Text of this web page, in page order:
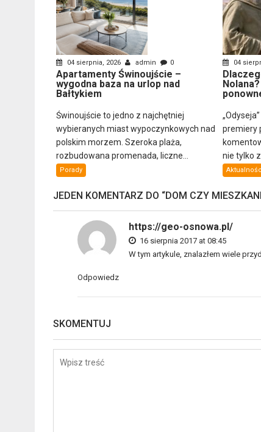
04 sierpnia, 2026 admin 0
Apartamenty Świnoujście –
wygodna baza na urlop nad
Bałtykiem
Świnoujście to jedno z najchętniej
wybieranych miast wypoczynkowych nad
polskim morzem. Szeroka plaża,
rozbudowana promenada, liczne...
Porady
04
premiery
nie tylko
JEDEN KOMENTARZ DO “DOM CZY
https://geo-osnowa.pl/
16 sierpnia 2017 at 08:45
W tym artykule, znalazłem wiele
Odpowiedz
SKOMENTUJ